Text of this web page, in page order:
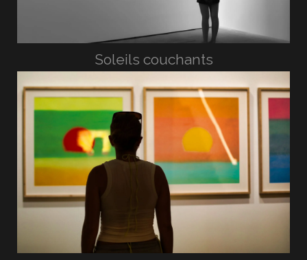
Soleils couchants